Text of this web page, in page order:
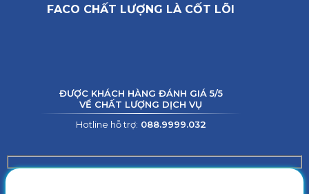
FACO CHẤT LƯỢNG LÀ CỐT LÕI
ĐƯỢC KHÁCH HÀNG ĐÁNH GIÁ 5/5
VỀ CHẤT LƯỢNG DỊCH VỤ
Hotline hỗ trợ: 088.9999.032